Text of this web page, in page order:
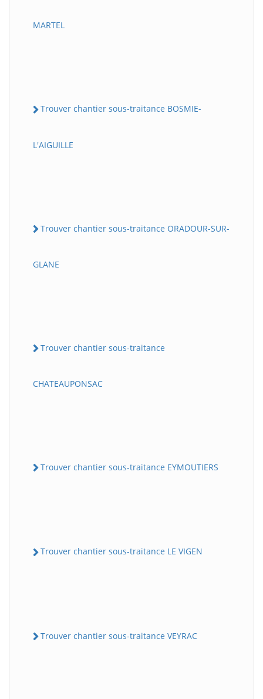
MARTEL
Trouver chantier sous-traitance BOSMIE-
L'AIGUILLE
Trouver chantier sous-traitance ORADOUR-SUR-
GLANE
Trouver chantier sous-traitance
CHATEAUPONSAC
Trouver chantier sous-traitance EYMOUTIERS
Trouver chantier sous-traitance LE VIGEN
Trouver chantier sous-traitance VEYRAC